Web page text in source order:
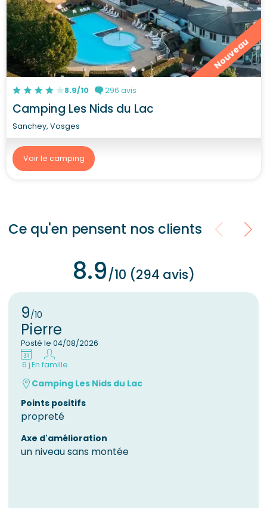
Nouveau
8.9/10 296 avis
Camping Les Nids du Lac
Sanchey, Vosges
Voir le camping
Ce qu'en pensent nos clients
8.9/10 (294 avis)
9/10
Pierre
Posté le 04/08/2026
6 jEn famille
Camping Les Nids du Lac
Points positifs
propreté
Axe d'amélioration
un niveau sans montée